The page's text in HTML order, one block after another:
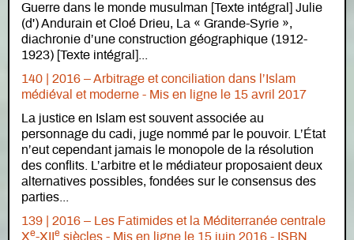
Guerre dans le monde musulman [Texte intégral] Julie
(d') Andurain et Cloé Drieu, La « Grande-Syrie »,
diachronie d’une construction géographique (1912-
1923) [Texte intégral]...
140 | 2016 – Arbitrage et conciliation dans l’Islam
médiéval et moderne - Mis en ligne le 15 avril 2017
La justice en Islam est souvent associée au
personnage du cadi, juge nommé par le pouvoir. L’État
n’eut cependant jamais le monopole de la résolution
des conflits. L’arbitre et le médiateur proposaient deux
alternatives possibles, fondées sur le consensus des
parties...
139 | 2016 – Les Fatimides et la Méditerranée centrale
Xe-XII e siècles - Mis en ligne le 15 juin 2016 - ISBN